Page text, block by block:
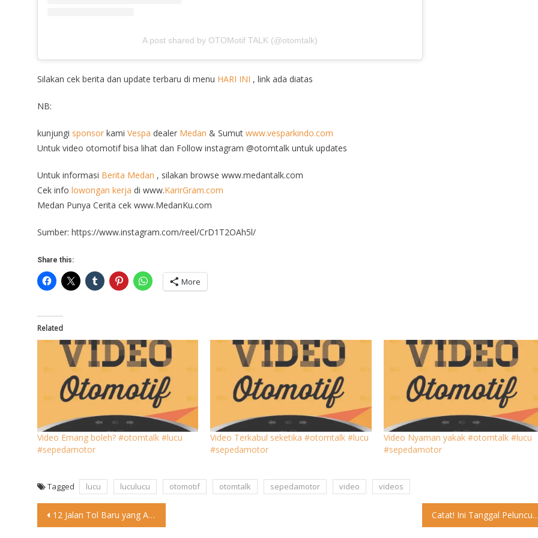
A post shared by OTOMotif TALK (@otomtalk)
Silakan cek berita dan update terbaru di menu HARI INI , link ada diatas
NB:
kunjungi sponsor kami Vespa dealer Medan & Sumut www.vesparkindo.com
Untuk video otomotif bisa lihat dan Follow instagram @otomtalk untuk updates
Untuk informasi Berita Medan , silakan browse www.medantalk.com
Cek info lowongan kerja di www.KarirGram.com
Medan Punya Cerita cek www.MedanKu.com
Sumber: https://www.instagram.com/reel/CrD1T2OAh5l/
Share this:
More
Related
Video Emang boleh? #otomtalk #lucu
#sepedamotor
Video Terkabul seketika #otomtalk #lucu
#sepedamotor
Video Nyaman yakak #otomtalk #lucu
#sepedamotor
Tagged lucu luculucu otomotif otomtalk sepedamotor video videos
Post
12 Jalan Tol Baru yang Akan Dibuka Selama Mudik Lebaran Catat! Ini Tanggal Peluncuran SUV Baru Hyundai Harga Rp 110